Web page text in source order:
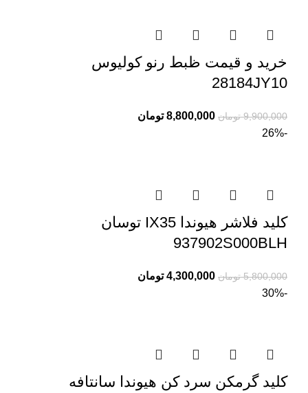
خرید و قیمت ظبط رنو کولیوس
28184JY10
9,900,000 تومان 8,800,000 تومان
-26%
کلید فلاشر هیوندا IX35 توسان
937902S000BLH
5,800,000 تومان 4,300,000 تومان
-30%
کلید گرمکن سرد کن هیوندا سانتافه